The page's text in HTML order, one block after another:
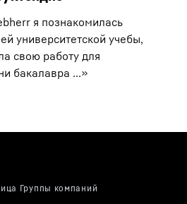
я познакомилась
университетской учебы,
свою работу для
бакалавра ...»